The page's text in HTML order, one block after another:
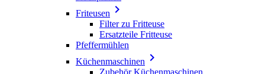
Friteusen 
Filter zu Fritteuse
Ersatzteile Fritteuse
Pfeffermühlen
Küchenmaschinen 
Zubehör Küchenmaschinen